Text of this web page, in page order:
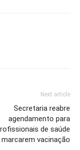
Next article
Secretaria reabre
agendamento para
de saúde
marcarem vacinação